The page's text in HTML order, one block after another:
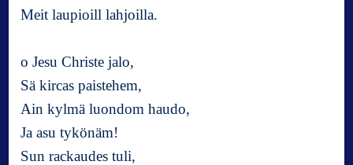
Meit laupioill lahjoilla.
o Jesu Christe jalo,
Sä kircas paistehem,
Ain kylmä luondom haudo,
Ja asu tykönäm!
Sun rackaudes tuli,